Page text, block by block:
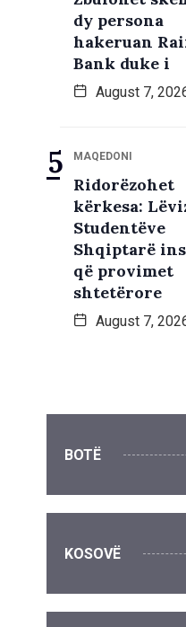
dy persona
hakeruan
Bank duke i
August 7,
MAQEDONI
Ridorëzohet
kërkesa:
Studentëve
Shqiptarë
që provimet
shtetërore
August 7,
BOTË
KOSOVË